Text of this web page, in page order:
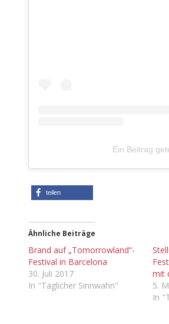
Ein Beitrag
teilen
Ähnliche Beiträge
Brand auf „Tomorrowland“-
Festival in Barcelona
30. Juli 2017
In "Täglicher Sinnwahn"
mit
5.
In